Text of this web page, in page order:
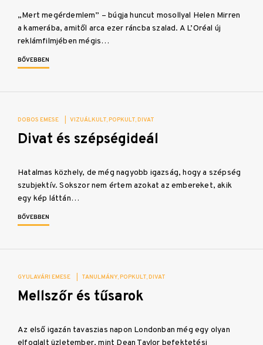
„Mert megérdemlem” – búgja huncut mosollyal Helen Mirren
a kamerába, amitől arca ezer ráncba szalad. A L’Oréal új
reklámfilmjében mégis…
BŐVEBBEN
DOBOS EMESE VIZUÁLKULT POPKULT DIVAT
Divat és szépségideál
Hatalmas közhely, de még nagyobb igazság, hogy a szépség
szubjektív. Sokszor nem értem azokat az embereket, akik
egy kép láttán…
BŐVEBBEN
GYULAVÁRI EMESE TANULMÁNY POPKULT DIVAT
Mellszőr és tűsarok
Az első igazán tavaszias napon Londonban még egy olyan
elfoglalt üzletember, mint Dean Taylor befektetési